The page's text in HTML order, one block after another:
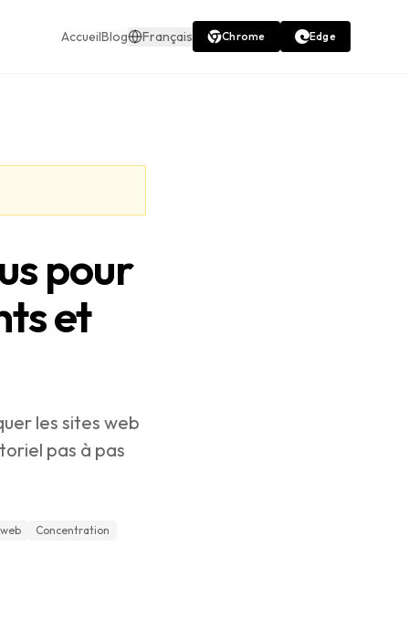
AccueilBlog Français Chrome Edge
pour
et
les sites web
pas à pas
Concentration